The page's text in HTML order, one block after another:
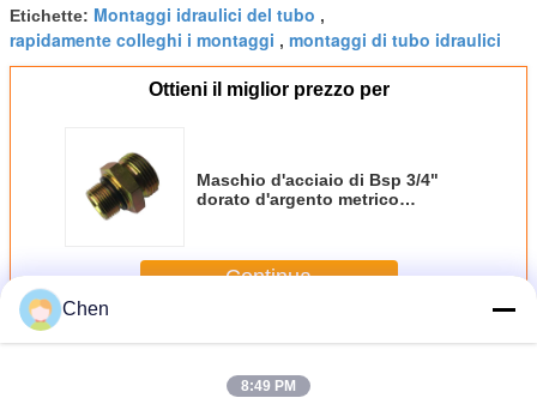
Etichette: Montaggi idraulici del tubo ,
rapidamente colleghi i montaggi , montaggi di tubo idraulici
Ottieni il miglior prezzo per
Maschio d'acciaio di Bsp 3/4"
dorato d'argento metrico
Continua
PiùAccessori per tubi idraulici
Chen
8:49 PM